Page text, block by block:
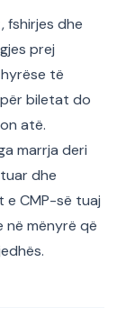
fshirjes dhe
prej
të
biletat do
atë.
marrja deri
dhe
e CMP-së tuaj
mënyrë që